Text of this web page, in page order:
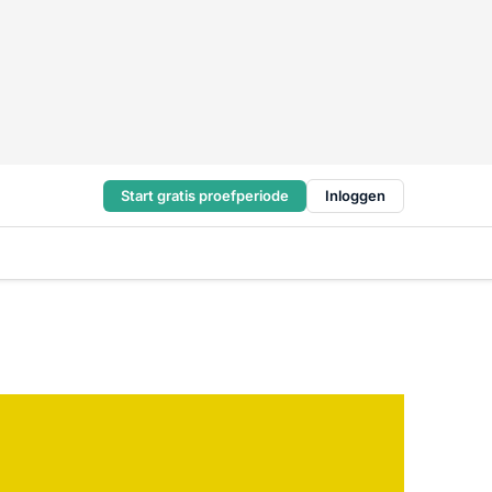
Start gratis proefperiode Inloggen